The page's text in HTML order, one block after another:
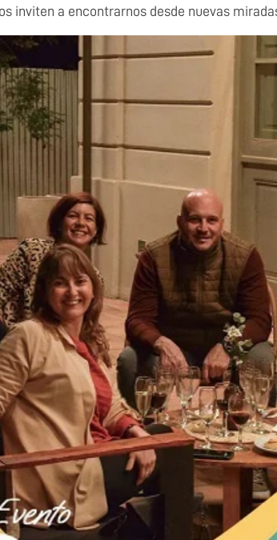
inviten a encontrarnos desde nuevas